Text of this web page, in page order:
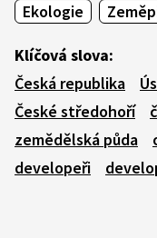
Ekologie
Klíčová slova:
Česká republika
České středohoří
zemědělská půda
developeři